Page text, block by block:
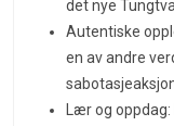
det nye
Autentiske
en av andre
Lær og